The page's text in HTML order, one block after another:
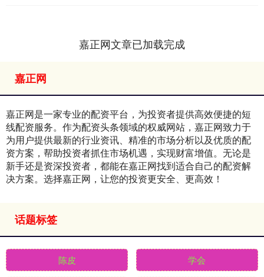
嘉正网文章已加载完成
嘉正网
嘉正网是一家专业的配资平台，为投资者提供高效便捷的短
线配资服务。作为配资头条领域的权威网站，嘉正网致力于
为用户提供最新的行业资讯、精准的市场分析以及优质的配
资方案，帮助投资者抓住市场机遇，实现财富增值。无论是
新手还是资深投资者，都能在嘉正网找到适合自己的配资解
决方案。选择嘉正网，让您的投资更安全、更高效！
话题标签
陈皮 学会